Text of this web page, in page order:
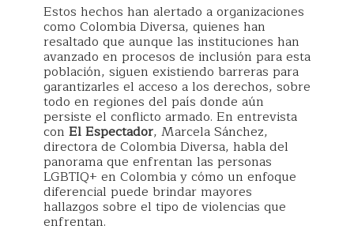
Estos hechos han alertado a organizaciones
como Colombia Diversa, quienes han
resaltado que aunque las instituciones han
avanzado en procesos de inclusión para esta
población, siguen existiendo barreras para
garantizarles el acceso a los derechos, sobre
todo en regiones del país donde aún
persiste el conflicto armado. En entrevista
con El Espectador, Marcela Sánchez,
directora de Colombia Diversa, habla del
panorama que enfrentan las personas
LGBTIQ+ en Colombia y cómo un enfoque
diferencial puede brindar mayores
hallazgos sobre el tipo de violencias que
enfrentan.